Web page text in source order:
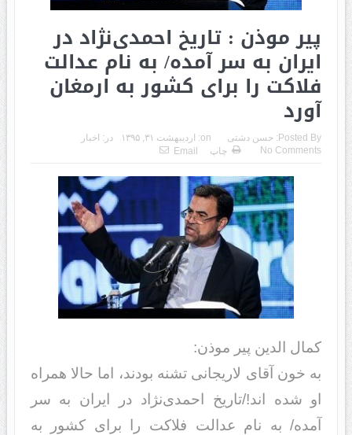
پیر موذن : تاریخ احمدی‌نژاد در
ایران به سر آمده/ به نام عدالت
فلاکت را برای کشور به ارمغان
آورد
Posted By: حسن دشتی on: اردیبهشت ۳۱, ۱۳۹۵ در: اخبار
No Comments
چاپ Email
کمال الدین پیر موذن:
به خون آقای لاریجانی تشنه بودند، اما حالا همراه
او شده اند!/تاریخ احمدی‌نژاد در ایران به سر
آمده/ به نام عدالت فلاکت را برای کشور به